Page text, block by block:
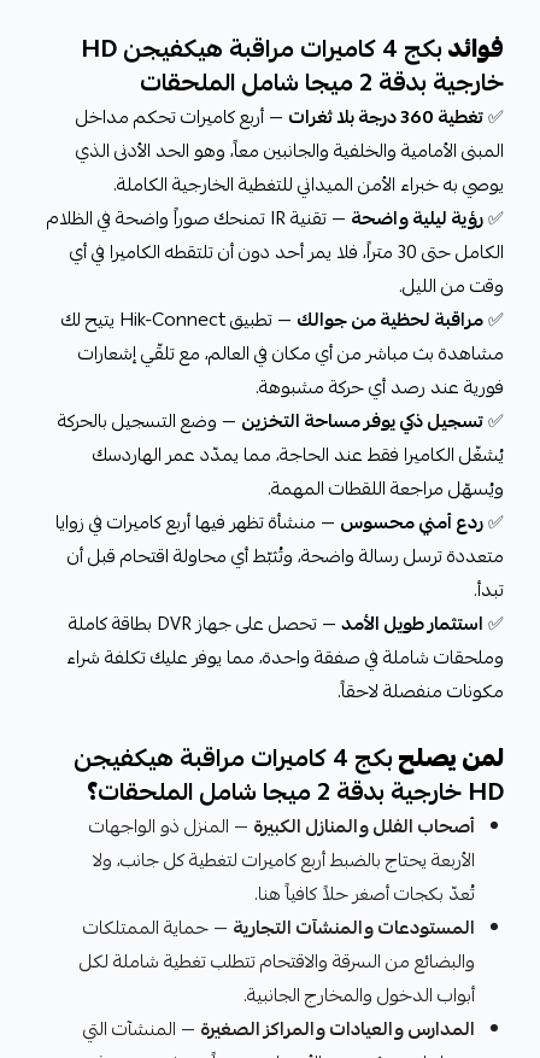
فوائد بكج 4 كاميرات مراقبة هيكفيجن HD
خارجية بدقة 2 ميجا شامل الملحقات
✅تغطية 360 درجة بلا ثغرات
— أربع كاميرات تحكم مداخل
المبنى الأمامية والخلفية والجانبين معاً، وهو الحد الأدنى الذي
يوصي به خبراء الأمن الميداني للتغطية الخارجية الكاملة.
✅رؤية ليلية واضحة
— تقنية IR تمنحك صوراً واضحة في الظلام
الكامل حتى 30 متراً، فلا يمر أحد دون أن تلتقطه الكاميرا في أي
وقت من الليل.
✅مراقبة لحظية من جوالك
— تطبيق Hik-Connect يتيح لك
مشاهدة بث مباشر من أي مكان في العالم، مع تلقّي إشعارات
فورية عند رصد أي حركة مشبوهة.
✅تسجيل ذكي يوفر مساحة التخزين — وضع التسجيل بالحركة
يُشغّل الكاميرا فقط عند الحاجة، مما يمدّد عمر الهاردسك
ويُسهّل مراجعة اللقطات المهمة.
✅ردع أمني محسوس — منشأة تظهر فيها أربع كاميرات في زوايا
متعددة ترسل رسالة واضحة، وتُثبّط أي محاولة اقتحام قبل أن
تبدأ.
✅استثمار طويل الأمد
— تحصل على جهاز DVR بطاقة كاملة
وملحقات شاملة في صفقة واحدة، مما يوفر عليك تكلفة شراء
مكونات منفصلة لاحقاً.
لمن يصلح بكج 4 كاميرات مراقبة هيكفيجن
HD خارجية بدقة 2 ميجا شامل الملحقات ؟
أصحاب الفلل والمنازل الكبيرة — المنزل ذو الواجهات
الأربعة يحتاج بالضبط أربع كاميرات لتغطية كل جانب، ولا
تُعدّ بكجات أصغر حلاً كافياً هنا.
المستودعات والمنشآت التجارية — حماية الممتلكات
والبضائع من السرقة والاقتحام تتطلب تغطية شاملة لكل
أبواب الدخول والمخارج الجانبية.
المدارس والعيادات والمراكز الصغيرة — المنشآت التي